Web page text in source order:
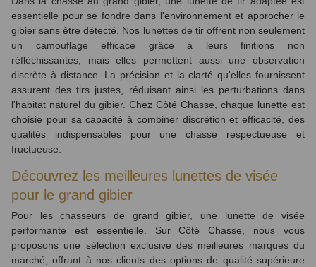
essentielle pour se fondre dans l'environnement et approcher le
gibier sans être détecté. Nos lunettes de tir offrent non seulement
un camouflage efficace grâce à leurs finitions non
réfléchissantes, mais elles permettent aussi une observation
discrète à distance. La précision et la clarté qu'elles fournissent
assurent des tirs justes, réduisant ainsi les perturbations dans
l'habitat naturel du gibier. Chez Côté Chasse, chaque lunette est
choisie pour sa capacité à combiner discrétion et efficacité, des
qualités indispensables pour une chasse respectueuse et
fructueuse.
Découvrez les meilleures lunettes de visée
pour le grand gibier
Pour les chasseurs de grand gibier, une lunette de visée
performante est essentielle. Sur Côté Chasse, nous vous
proposons une sélection exclusive des meilleures marques du
marché, offrant à nos clients des options de qualité supérieure